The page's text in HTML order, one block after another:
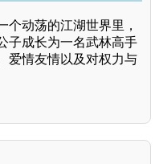
个动荡的江湖世界里，
子成长为一名武林高手
爱情友情以及对权力与